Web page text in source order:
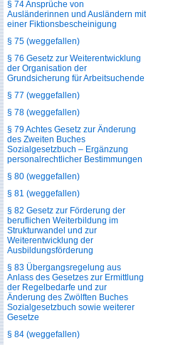
§ 74 Ansprüche von
Ausländerinnen und Ausländern mit
einer Fiktionsbescheinigung
§ 75 (weggefallen)
§ 76 Gesetz zur Weiterentwicklung
der Organisation der
Grundsicherung für Arbeitsuchende
§ 77 (weggefallen)
§ 78 (weggefallen)
§ 79 Achtes Gesetz zur Änderung
des Zweiten Buches
Sozialgesetzbuch – Ergänzung
personalrechtlicher Bestimmungen
§ 80 (weggefallen)
§ 81 (weggefallen)
§ 82 Gesetz zur Förderung der
beruflichen Weiterbildung im
Strukturwandel und zur
Weiterentwicklung der
Ausbildungsförderung
§ 83 Übergangsregelung aus
Anlass des Gesetzes zur Ermittlung
der Regelbedarfe und zur
Änderung des Zwölften Buches
Sozialgesetzbuch sowie weiterer
Gesetze
§ 84 (weggefallen)